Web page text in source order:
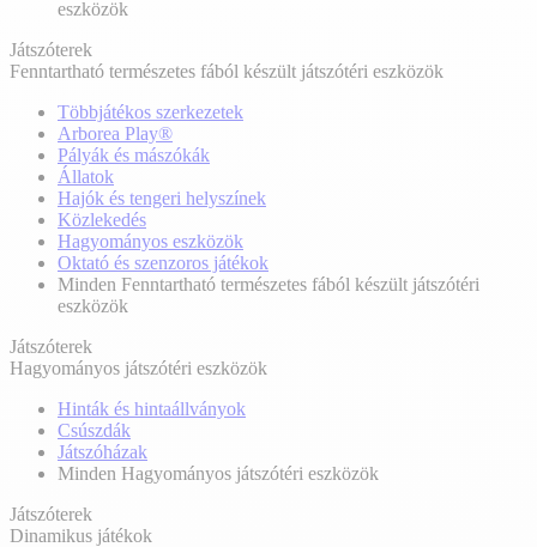
eszközök
Játszóterek
Fenntartható természetes fából készült játszótéri eszközök
Többjátékos szerkezetek
Arborea Play®
Pályák és mászókák
Állatok
Hajók és tengeri helyszínek
Közlekedés
Hagyományos eszközök
Oktató és szenzoros játékok
Minden Fenntartható természetes fából készült játszótéri
eszközök
Játszóterek
Hagyományos játszótéri eszközök
Hinták és hintaállványok
Csúszdák
Játszóházak
Minden Hagyományos játszótéri eszközök
Játszóterek
Dinamikus játékok